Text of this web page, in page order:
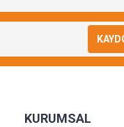
KURUMSAL